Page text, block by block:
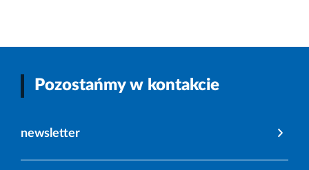
Pozostańmy w kontakcie
newsletter